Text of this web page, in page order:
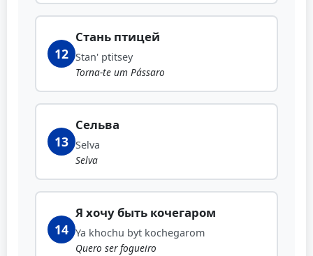
12
Стань птицей
Stan' ptitsey
Torna-te um Pássaro
13
Сельва
Selva
Selva
14
Я хочу быть кочегаром
Ya khochu byt kochegarom
Quero ser fogueiro